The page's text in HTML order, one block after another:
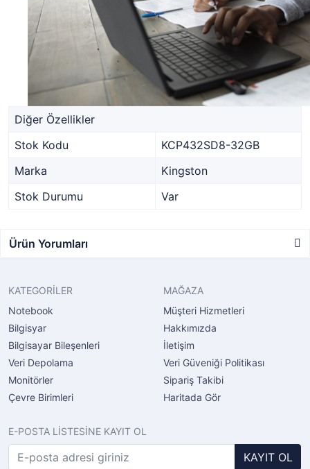
Diğer Özellikler
Stok Kodu
KCP432SD8-32GB
Marka
Kingston
Stok Durumu
Var
Ürün Yorumları
KATEGORİLER
Notebook
Bilgisyar
Bilgisayar Bileşenleri
Veri Depolama
Monitörler
Çevre Birimleri
MAĞAZA
Müşteri Hizmetleri
Hakkımızda
İletişim
Veri Güveniği Politikası
Sipariş Takibi
Haritada Gör
E-POSTA LİSTESİNE KAYIT OL
KAYIT OL